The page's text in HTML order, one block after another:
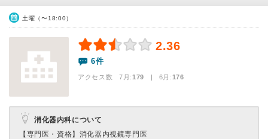
土曜（〜18:00）
2.36
6件
アクセス数 7月:179 | 6月:176
消化器内科について
【専門医・資格】 消化器内視鏡専門医